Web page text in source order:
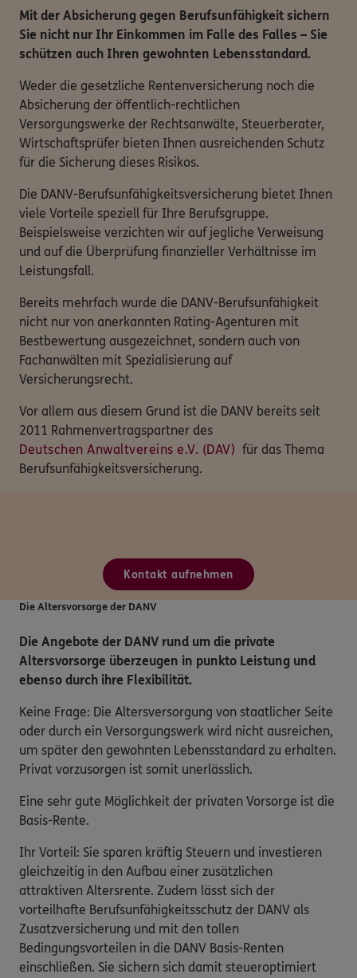
Mit der Absicherung gegen Berufsunfähigkeit sichern
Sie nicht nur Ihr Einkommen im Falle des Falles – Sie
schützen auch Ihren gewohnten Lebensstandard.
Weder die gesetzliche Rentenversicherung noch die
Absicherung der öffentlich-rechtlichen
Versorgungswerke der Rechtsanwälte, Steuerberater,
Wirtschaftsprüfer bieten Ihnen ausreichenden Schutz
für die Sicherung dieses Risikos.
Die DANV-Berufsunfähigkeitsversicherung bietet Ihnen
viele Vorteile speziell für Ihre Berufsgruppe.
Beispielsweise verzichten wir auf jegliche Verweisung
und auf die Überprüfung finanzieller Verhältnisse im
Leistungsfall.
Bereits mehrfach wurde die DANV-Berufsunfähigkeit
nicht nur von anerkannten Rating-Agenturen mit
Bestbewertung ausgezeichnet, sondern auch von
Fachanwälten mit Spezialisierung auf
Versicherungsrecht.
Vor allem aus diesem Grund ist die DANV bereits seit
2011 Rahmenvertragspartner des
Deutschen Anwaltvereins e.V. (DAV) für das Thema
Berufsunfähigkeitsversicherung.
Kontakt aufnehmen
Die Altersvorsorge der DANV
Die Angebote der DANV rund um die private
Altersvorsorge überzeugen in punkto Leistung und
ebenso durch ihre Flexibilität.
Keine Frage: Die Altersversorgung von staatlicher Seite
oder durch ein Versorgungswerk wird nicht ausreichen,
um später den gewohnten Lebensstandard zu erhalten.
Privat vorzusorgen ist somit unerlässlich.
Eine sehr gute Möglichkeit der privaten Vorsorge ist die
Basis-Rente.
Ihr Vorteil: Sie sparen kräftig Steuern und investieren
gleichzeitig in den Aufbau einer zusätzlichen
attraktiven Altersrente. Zudem lässt sich der
vorteilhafte Berufsunfähigkeitsschutz der DANV als
Zusatzversicherung und mit den tollen
Bedingungsvorteilen in die DANV Basis-Renten
einschließen. Sie sichern sich damit steueroptimiert